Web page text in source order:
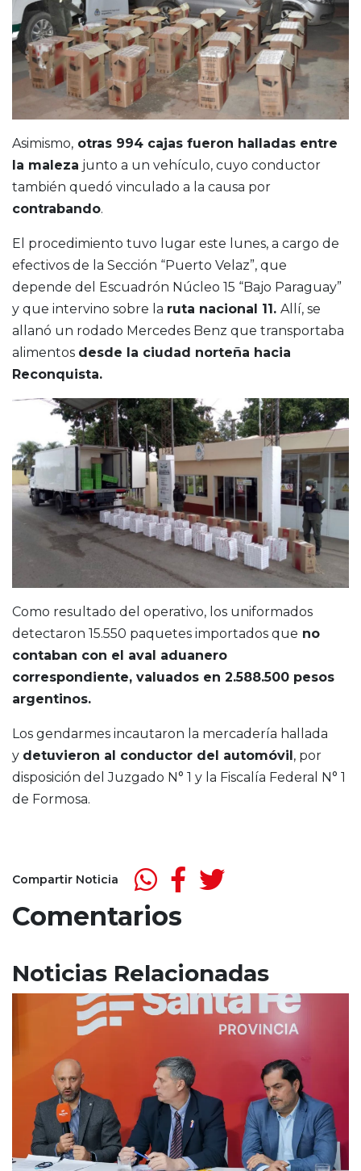
Asimismo, otras 994 cajas fueron halladas entre
la maleza junto a un vehículo, cuyo conductor
también quedó vinculado a la causa por
contrabando.
El procedimiento tuvo lugar este lunes, a cargo de
efectivos de la Sección “Puerto Velaz”, que
depende del Escuadrón Núcleo 15 “Bajo Paraguay”
y que intervino sobre la ruta nacional 11. Allí, se
allanó un rodado Mercedes Benz que transportaba
alimentos desde la ciudad norteña hacia
Reconquista.
Como resultado del operativo, los uniformados
detectaron 15.550 paquetes importados que no
contaban con el aval aduanero
correspondiente, valuados en 2.588.500 pesos
argentinos.
Los gendarmes incautaron la mercadería hallada
y detuvieron al conductor del automóvil , por
disposición del Juzgado N° 1 y la Fiscalía Federal N° 1
de Formosa.
Compartir Noticia
Comentarios
Noticias Relacionadas